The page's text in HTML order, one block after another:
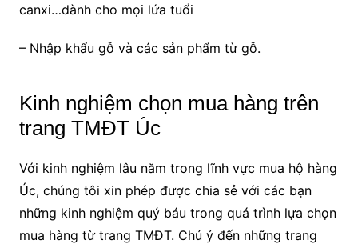
canxi…dành cho mọi lứa tuổi
– Nhập khẩu gỗ và các sản phẩm từ gỗ.
Kinh nghiệm chọn mua hàng trên
trang TMĐT Úc
Với kinh nghiệm lâu năm trong lĩnh vực mua hộ hàng
Úc, chúng tôi xin phép được chia sẻ với các bạn
những kinh nghiệm quý báu trong quá trình lựa chọn
mua hàng từ trang TMĐT. Chú ý đến những trang